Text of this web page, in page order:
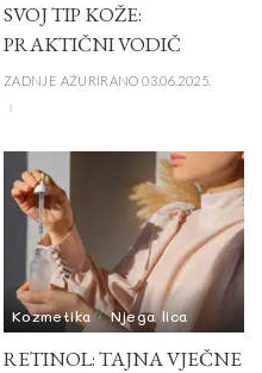
SVOJ TIP KOŽE:
PRAKTIČNI VODIČ
ZADNJE AŽURIRANO 03.06.2025.
Kozmetika Njega lica
RETINOL: TAJNA VJEČNE